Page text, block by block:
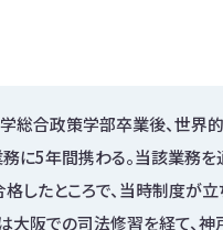
総合政策学部卒業後、世界
務に5年間携わる。当該業務
したところで、当時制度が
大阪での司法修習を経て、